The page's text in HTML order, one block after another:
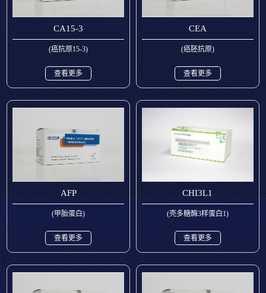
CA15-3
(癌抗原15-3)
查看更多
CEA
(癌胚抗原)
查看更多
AFP
(甲胎蛋白)
查看更多
CHI3L1
(壳多糖酶3样蛋白1)
查看更多